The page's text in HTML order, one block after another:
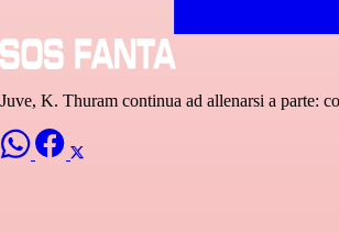
Juve, K. Thuram continua ad allenarsi a parte: